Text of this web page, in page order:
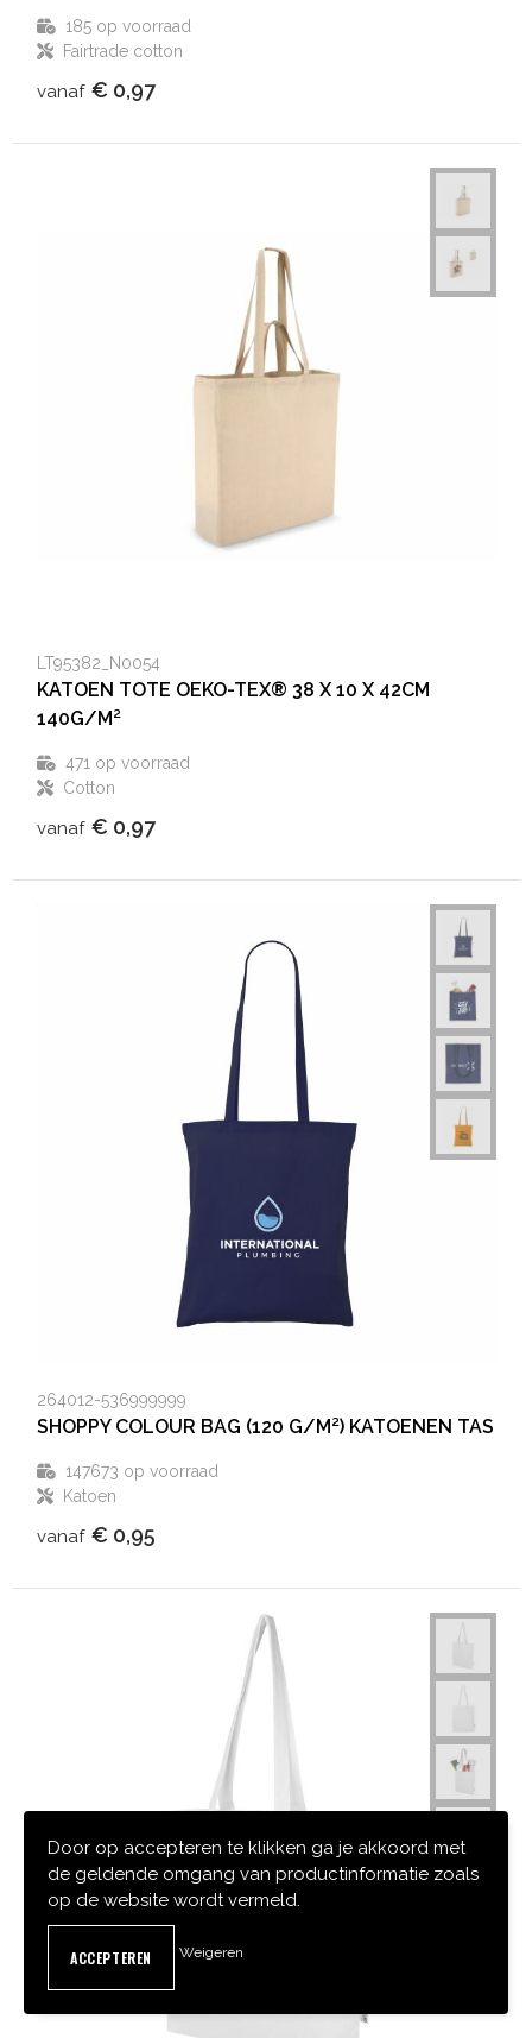
185op voorraad
Fairtrade cotton
vanaf € 0,97
LT95382_N0054
KATOEN TOTE OEKO-TEX® 38 X 10 X 42CM
140G/M²
471 op voorraad
Cotton
vanaf € 0,97
264012-536999999
SHOPPY COLOUR BAG (120 G/M²) KATOENEN TAS
147673 op voorraad
Katoen
vanaf € 0,95
Door op accepteren te klikken ga je akkoord met
de geldende omgang van productinformatie zoals
op de website wordt vermeld.
Weigeren